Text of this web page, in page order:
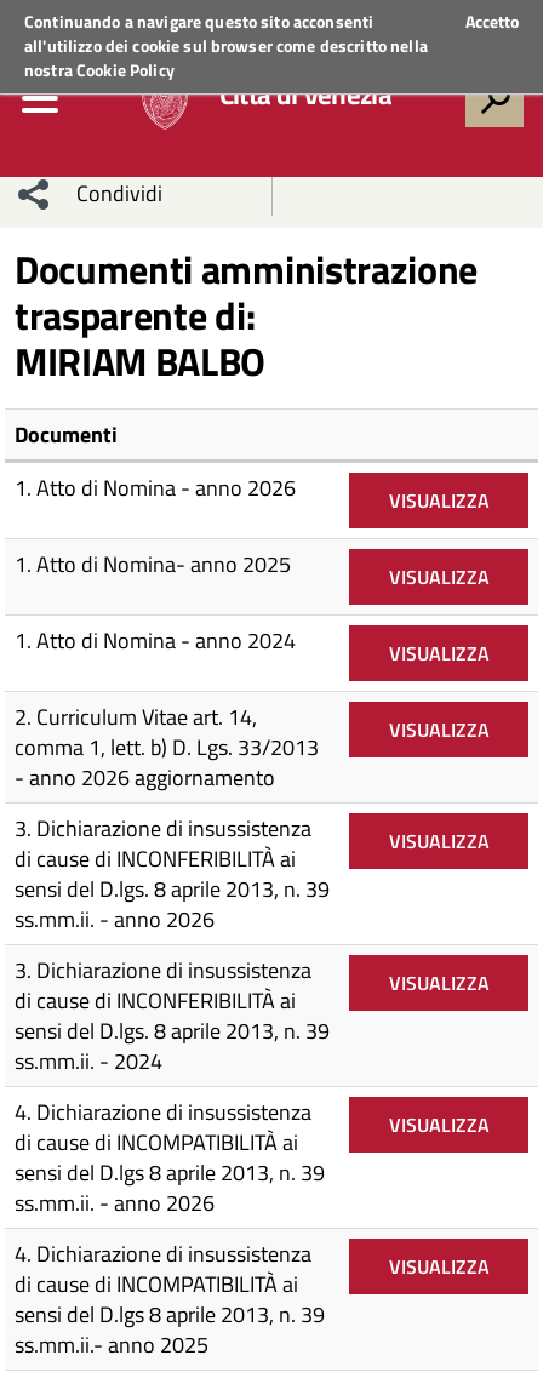
Continuando a navigare questo sito acconsenti
all'utilizzo dei cookie sul browser come descritto nella
nostraCookie Policy
Accetto
Regione VenetoACCEDI AI SERVIZI
Città di Venezia
Condividi
sui social
network
Condividi
Condividi
Facebook
Condividi
su
Twitter
Condividi
su
Facebook
Condividi
su
Whatsapp
Documenti amministrazione
trasparente di:
MIRIAM BALBO
Documenti
1. Atto di Nomina - anno 2026
VISUALIZZA
1. Atto di Nomina- anno 2025 VISUALIZZA
1. Atto di Nomina - anno 2024 VISUALIZZA
2. Curriculum Vitae art. 14,
comma 1, lett. b) D. Lgs. 33/2013
- anno 2026 aggiornamento
VISUALIZZA
3. Dichiarazione di insussistenza
di cause di INCONFERIBILITÀ ai
sensi del D.lgs. 8 aprile 2013, n. 39
ss.mm.ii. - anno 2026
VISUALIZZA
3. Dichiarazione di insussistenza
di cause di INCONFERIBILITÀ ai
sensi del D.lgs. 8 aprile 2013, n. 39
ss.mm.ii. - 2024
VISUALIZZA
4. Dichiarazione di insussistenza
di cause di INCOMPATIBILITÀ ai
sensi del D.lgs 8 aprile 2013, n. 39
ss.mm.ii. - anno 2026
VISUALIZZA
4. Dichiarazione di insussistenza
di cause di INCOMPATIBILITÀ ai
sensi del D.lgs 8 aprile 2013, n. 39
ss.mm.ii.- anno 2025
VISUALIZZA